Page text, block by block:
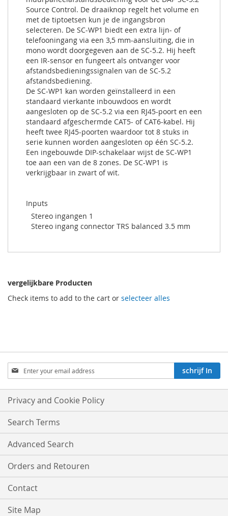
Source Control. De draaiknop regelt het volume en
met de tiptoetsen kun je de ingangsbron
selecteren. De SC-WP1 biedt een extra lijn- of
telefooningang via een 3,5 mm-aansluiting, die in
mono wordt doorgegeven aan de SC-5.2. Hij heeft
een IR-sensor en fungeert als ontvanger voor
afstandsbedieningssignalen van de SC-5.2
afstandsbediening.
De SC-WP1 kan worden geïnstalleerd in een
standaard vierkante inbouwdoos en wordt
aangesloten op de SC-5.2 via een RJ45-poort en een
standaard afgeschermde CAT5- of CAT6-kabel. Hij
heeft twee RJ45-poorten waardoor tot 8 stuks in
serie kunnen worden aangesloten op één SC-5.2.
Een ingebouwde DIP-schakelaar wijst de SC-WP1
toe aan een van de 8 zones. De SC-WP1 is
verkrijgbaar in zwart of wit.
Inputs
Stereo ingangen 1
Stereo ingang connector TRS balanced 3.5 mm
vergelijkbare Producten
Check items to add to the cart or selecteer alles
Aboneren
op
onze
nieuwsbrief:
schrijf In
Privacy and Cookie Policy
Search Terms
Advanced Search
Orders and Retouren
Contact
Site Map